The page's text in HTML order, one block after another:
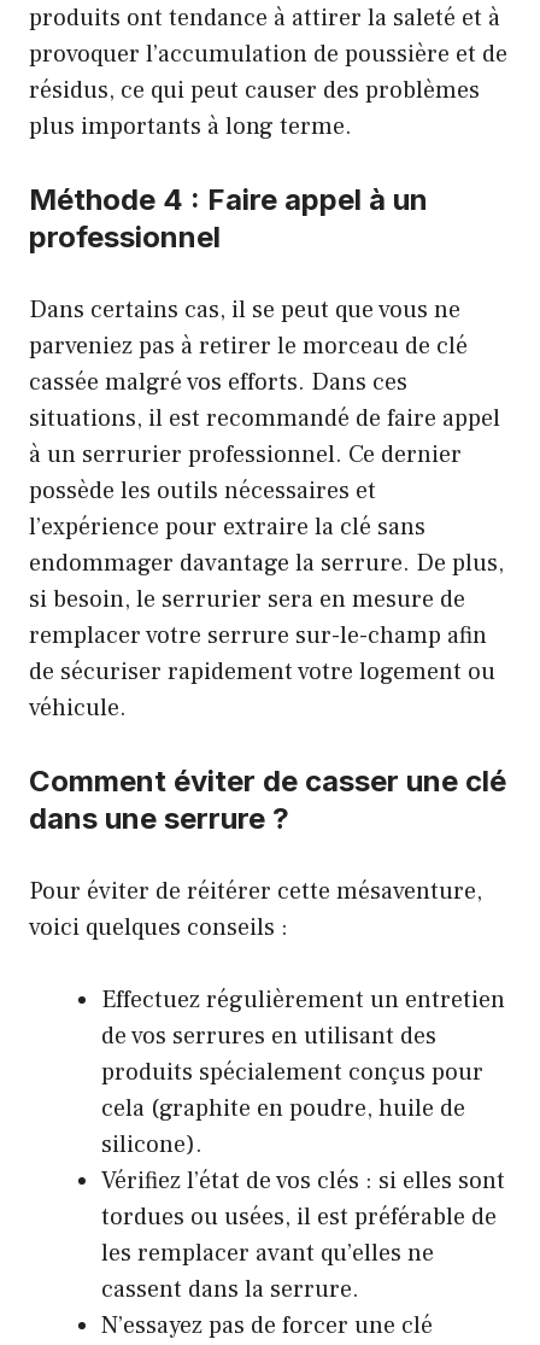
produits ont tendance à attirer la saleté et à
provoquer l’accumulation de poussière et de
résidus, ce qui peut causer des problèmes
plus importants à long terme.
Méthode 4 : Faire appel à un
professionnel
Dans certains cas, il se peut que vous ne
parveniez pas à retirer le morceau de clé
cassée malgré vos efforts. Dans ces
situations, il est recommandé de faire appel
à un serrurier professionnel. Ce dernier
possède les outils nécessaires et
l’expérience pour extraire la clé sans
endommager davantage la serrure. De plus,
si besoin, le serrurier sera en mesure de
remplacer votre serrure sur-le-champ afin
de sécuriser rapidement votre logement ou
véhicule.
Comment éviter de casser une clé
dans une serrure ?
Pour éviter de réitérer cette mésaventure,
voici quelques conseils :
Effectuez régulièrement un entretien
de vos serrures en utilisant des
produits spécialement conçus pour
cela (graphite en poudre, huile de
silicone).
Vérifiez l’état de vos clés : si elles sont
tordues ou usées, il est préférable de
les remplacer avant qu’elles ne
cassent dans la serrure.
N’essayez pas de forcer une clé